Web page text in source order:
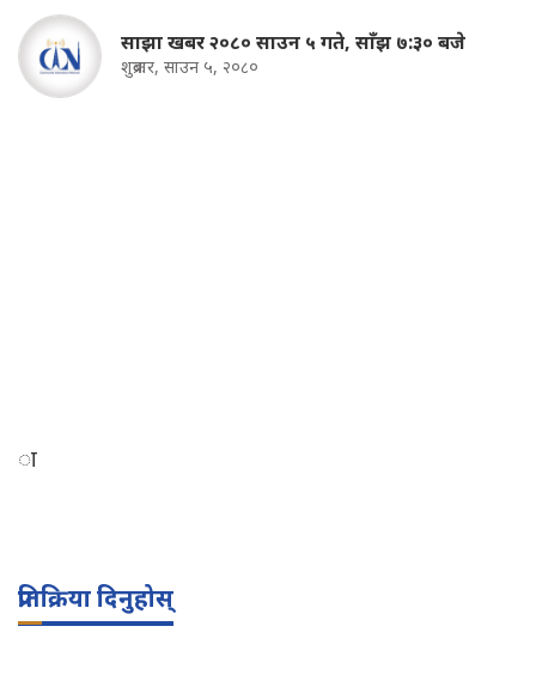
साझा खबर २०८० साउन ५ गते, साँझ ७:३० बजे
शुक्रबार, साउन ५, २०८०
ा
प्रतिक्रिया दिनुहोस्